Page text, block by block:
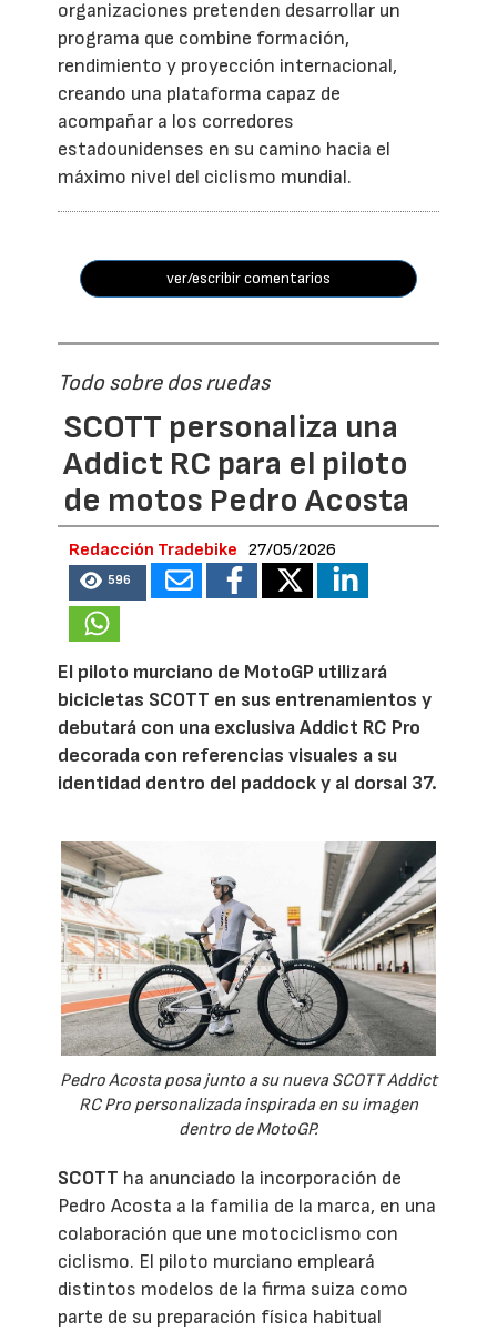
organizaciones pretenden desarrollar un
programa que combine formación,
rendimiento y proyección internacional,
creando una plataforma capaz de
acompañar a los corredores
estadounidenses en su camino hacia el
máximo nivel del ciclismo mundial.
ver/escribir comentarios
Todo sobre dos ruedas
SCOTT personaliza una
Addict RC para el piloto
de motos Pedro Acosta
Redacción Tradebike 27/05/2026
596
El piloto murciano de MotoGP utilizará
bicicletas SCOTT en sus entrenamientos y
debutará con una exclusiva Addict RC Pro
decorada con referencias visuales a su
identidad dentro del paddock y al dorsal 37.
Pedro Acosta posa junto a su nueva SCOTT Addict
RC Pro personalizada inspirada en su imagen
dentro de MotoGP.
SCOTT ha anunciado la incorporación de
Pedro Acosta a la familia de la marca, en una
colaboración que une motociclismo con
ciclismo. El piloto murciano empleará
distintos modelos de la firma suiza como
parte de su preparación física habitual